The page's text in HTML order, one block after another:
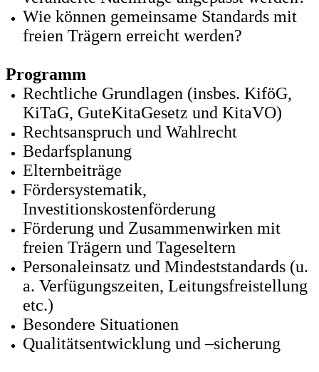
Wie können gemeinsame Standards mit
freien Trägern erreicht werden?
Programm
Rechtliche Grundlagen (insbes. KiföG,
KiTaG, GuteKitaGesetz und KitaVO)
Rechtsanspruch und Wahlrecht
Bedarfsplanung
Elternbeiträge
Fördersystematik,
Investitionskostenförderung
Förderung und Zusammenwirken mit
freien Trägern und Tageseltern
Personaleinsatz und Mindeststandards (u.
a. Verfügungszeiten, Leitungsfreistellung
etc.)
Besondere Situationen
Qualitätsentwicklung und –sicherung